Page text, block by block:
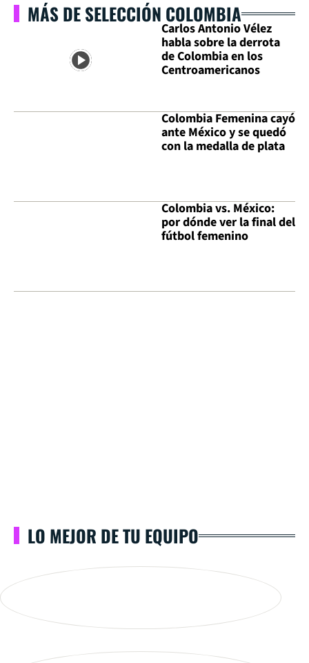
MÁS DE SELECCIÓN COLOMBIA
Carlos Antonio Vélez
habla sobre la derrota
de Colombia en los
Centroamericanos
Colombia Femenina cayó
ante México y se quedó
con la medalla de plata
Colombia vs. México:
por dónde ver la final del
fútbol femenino
LO MEJOR DE TU EQUIPO